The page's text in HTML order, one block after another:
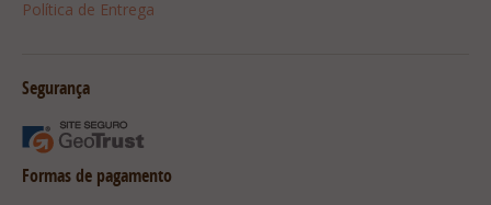
Política de Entrega
Segurança
Formas de pagamento